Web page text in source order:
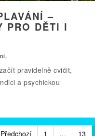
–
PRO DĚTI I
,
pravidelně cvičit,
a psychickou
Předchozí 1 … 13